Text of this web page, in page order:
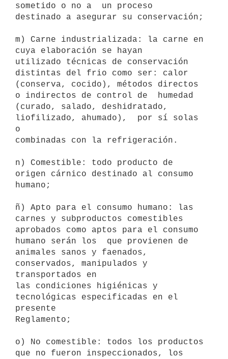
sometido o no a  un proceso
destinado a asegurar su conservación;
m) Carne industrializada: la carne en
cuya elaboración se hayan
utilizado técnicas de conservación
distintas del frio como ser: calor
(conserva, cocido), métodos directos
o indirectos de control de  humedad
(curado, salado, deshidratado,
liofilizado, ahumado),  por sí solas
o
combinadas con la refrigeración.
n) Comestible: todo producto de
origen cárnico destinado al consumo
humano;
ñ) Apto para el consumo humano: las
carnes y subproductos comestibles
aprobados como aptos para el consumo
humano serán los  que provienen de
animales sanos y faenados,
conservados, manipulados y
transportados en
las condiciones higiénicas y
tecnológicas especificadas en el
presente
Reglamento;
o) No comestible: todos los productos
que no fueron inspeccionados, los